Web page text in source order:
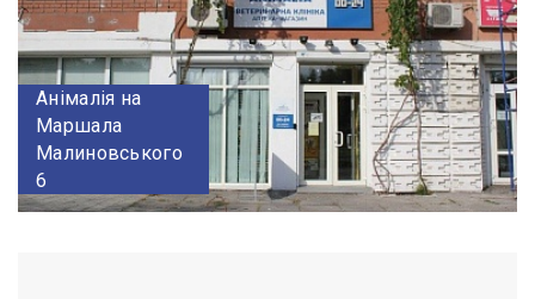
Анімалія на
Маршала
Малиновського
6